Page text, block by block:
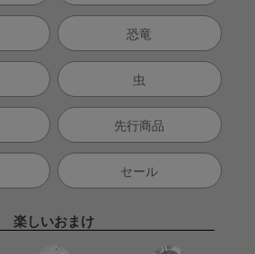
恐竜
虫
先行商品
セール
楽しいおまけ